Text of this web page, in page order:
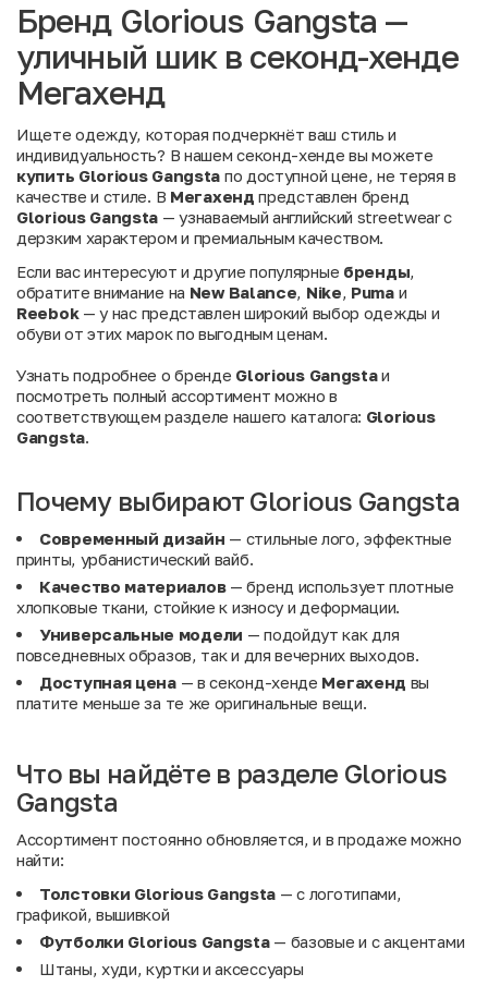
Бренд Glorious Gangsta —
уличный шик в секонд-хенде
Мегахенд
Ищете одежду, которая подчеркнёт ваш стиль и
индивидуальность? В нашем секонд-хенде вы можете
купить Glorious Gangsta по доступной цене, не теряя в
качестве и стиле. В Мегахенд представлен бренд
Glorious Gangsta — узнаваемый английский streetwear с
дерзким характером и премиальным качеством.
Если вас интересуют и другие популярные бренды,
обратите внимание на New Balance, Nike, Pumaи
Reebok— у нас представлен широкий выбор одежды и
обуви от этих марок по выгодным ценам.
Узнать подробнее о бренде Glorious Gangstaи
посмотреть полный ассортимент можно в
соответствующем разделе нашего каталога: Glorious
Gangsta.
Почему выбирают Glorious Gangsta
Современный дизайн — стильные лого, эффектные
принты, урбанистический вайб.
Качество материалов— бренд использует плотные
хлопковые ткани, стойкие к износу и деформации.
Универсальные модели — подойдут как для
повседневных образов, так и для вечерних выходов.
Доступная цена— в секонд-хенде Мегахенд вы
платите меньше за те же оригинальные вещи.
Что вы найдёте в разделе Glorious
Gangsta
Ассортимент постоянно обновляется, и в продаже можно
найти:
Толстовки Glorious Gangsta — с логотипами,
графикой, вышивкой
Футболки Glorious Gangsta— базовые и с акцентами
Штаны, худи, куртки и аксессуары